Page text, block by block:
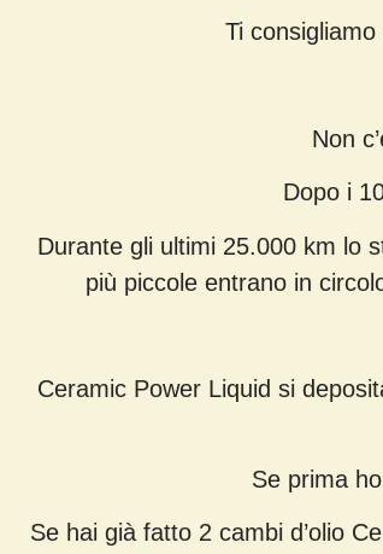
Ti
Non
Dopo i
Durante gli ultimi 25.000 km lo
più piccole entrano in
Ceramic Power Liquid si
Se prima
Se hai già fatto 2 cambi d’olio